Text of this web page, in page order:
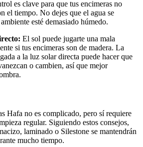
es clave para que tus encimeras no
el tiempo. No dejes que el agua se
esté demasiado húmedo.
El sol puede jugarte una mala
si tus encimeras son de madera. La
a la luz solar directa puede hacer que
o cambien, así que mejor
Hafa no es complicado, pero sí requiere
regular. Siguiendo estos consejos,
laminado o Silestone se mantendrán
mucho tiempo.